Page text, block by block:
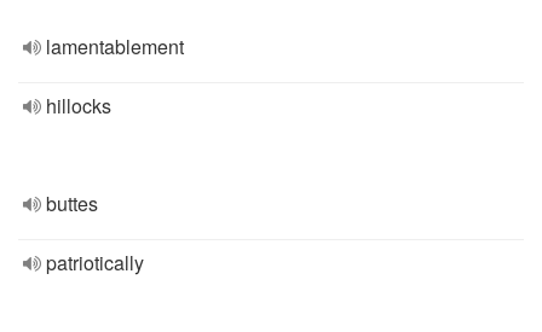
lamentablement
hillocks
buttes
patriotically